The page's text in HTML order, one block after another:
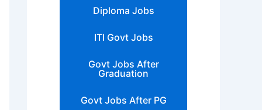
Diploma Jobs
ITI Govt Jobs
Govt Jobs After
Graduation
Govt Jobs After PG